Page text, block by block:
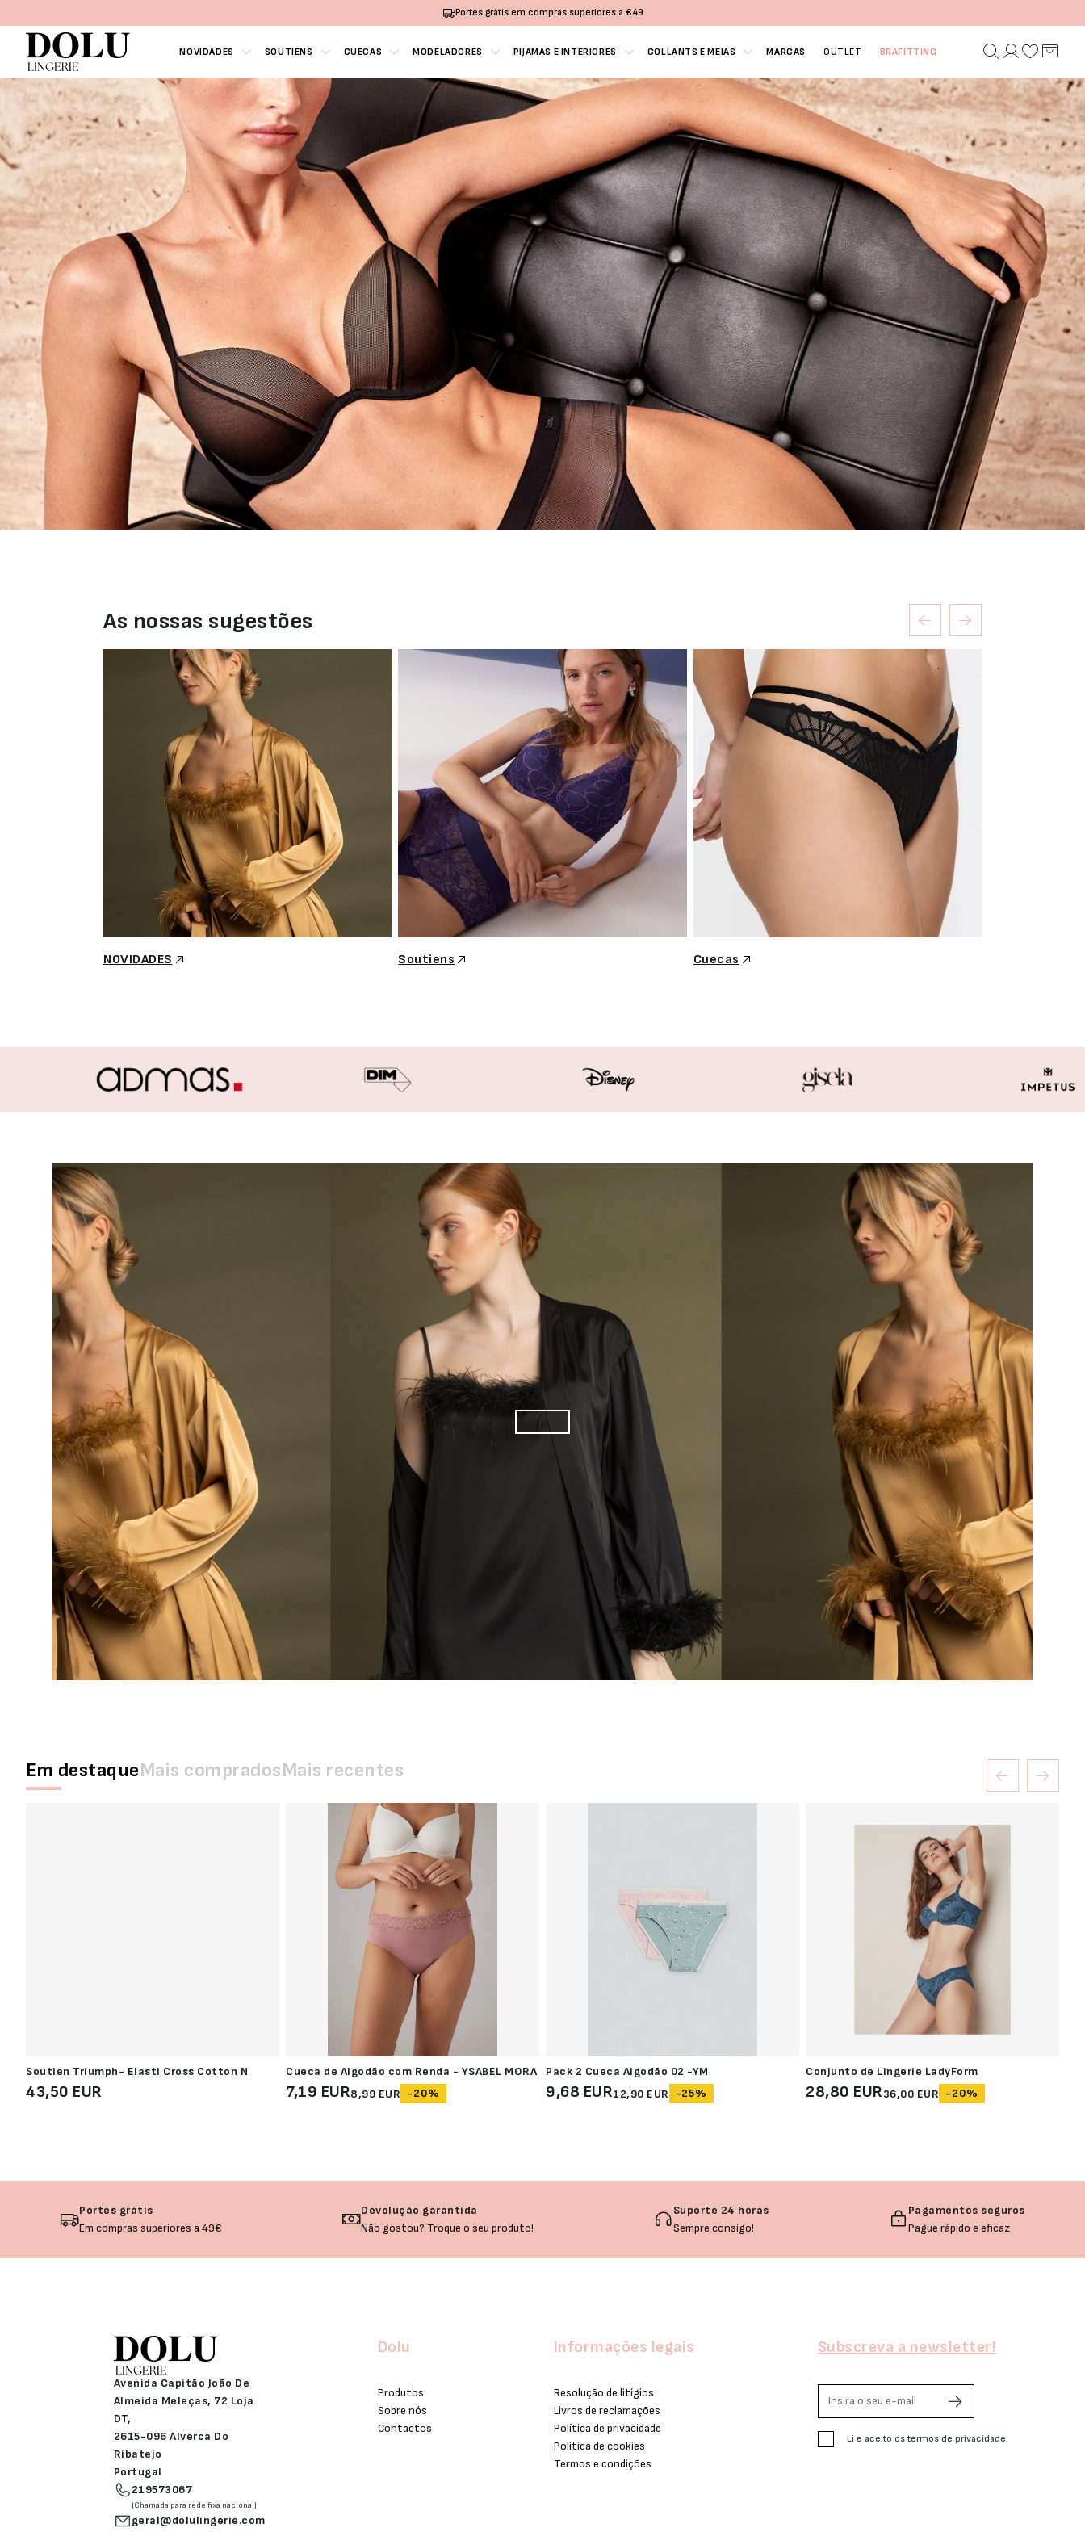
Portes grátis em compras superiores a €49
NOVIDADES SOUTIENS CUECAS MODELADORES PIJAMAS E INTERIORES COLLANTS E MEIAS MARCAS OUTLET BRAFITTING
As nossas sugestões
NOVIDADES Soutiens Cuecas
Em destaqueMais compradosMais recentes
Soutien Triumph- Elasti Cross Cotton N
43,50 EUR
Cueca de Algodão com Renda - YSABEL MORA
7,19 EUR8,99 EUR -20%
Pack 2 Cueca Algodão 02 -YM
9,68 EUR12,90 EUR -25%
Conjunto de Lingerie LadyForm
28,80 EUR36,00 EUR -20%
Portes grátis
Em compras superiores a 49€
Devolução garantida
Não gostou? Troque o seu produto!
Suporte 24 horas
Sempre consigo!
Pagamentos seguros
Pague rápido e eficaz
Avenida Capitão João De
Almeida Meleças, 72 Loja
DT,
2615-096 Alverca Do
Ribatejo
Portugal
219573067
(Chamada para rede fixa nacional)
geral@dolulingerie.com
Dolu
Produtos
Sobre nós
Contactos
Informações legais
Resolução de litígios
Livros de reclamações
Política de privacidade
Política de cookies
Termos e condições
Subscreva a newsletter!
Li e aceito os termos de privacidade.